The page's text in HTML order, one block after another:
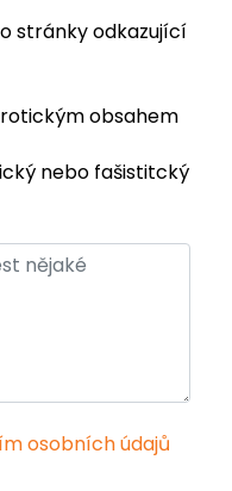
stránky odkazující
obsahem
nebo fašistitcký
osobních údajů